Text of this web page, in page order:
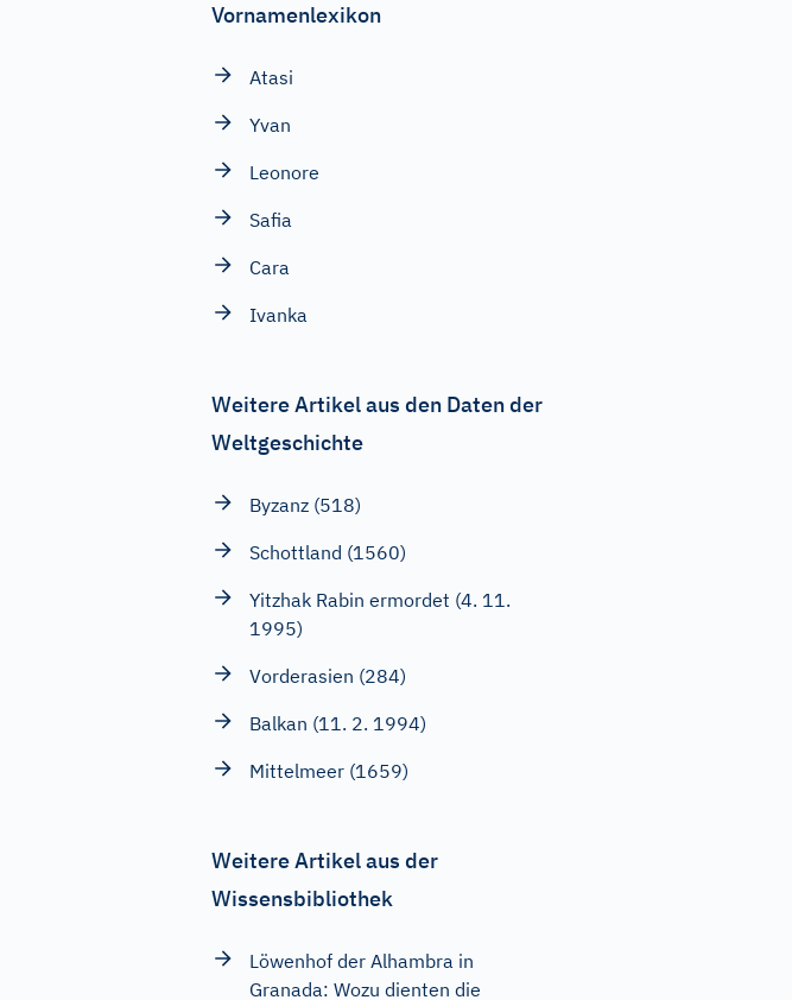
Vornamenlexikon
Atasi
Yvan
Leonore
Safia
Cara
Ivanka
Weitere Artikel aus den Daten der
Weltgeschichte
Byzanz (518)
Schottland (1560)
Yitzhak Rabin ermordet (4. 11.
1995)
Vorderasien (284)
Balkan (11. 2. 1994)
Mittelmeer (1659)
Weitere Artikel aus der
Wissensbibliothek
Löwenhof der Alhambra in
Granada: Wozu dienten die